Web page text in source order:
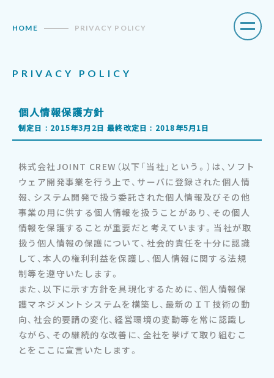
HOME PRIVACY POLICY
P R IVA C Y P O L I C Y
個人情報保護方針
制定日 : 2015年3月2日 最終改定日 : 2018年5月1日
株式会社JOINT CREW（以下「当社」という。）は、ソフト
ウェア開発事業を行う上で、サーバに登録された個人情
報、システム開発で扱う委託された個人情報及びその他
事業の用に供する個人情報を扱うことがあり、その個人
情報を保護することが重要だと考えています。当社が取
扱う個人情報の保護について、社会的責任を十分に認識
して、本人の権利利益を保護し、個人情報に関する法規
制等を遵守いたします。
また、以下に示す方針を具現化するために、個人情報保
護マネジメントシステムを構築し、最新のＩＴ技術の動
向、社会的要請の変化、経営環境の変動等を常に認識し
ながら、その継続的な改善に、全社を挙げて取り組むこ
とをここに宣言いたします。